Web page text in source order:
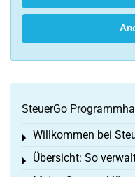
SteuerGo
Willkommen bei
Toggle menu
Übersicht: So
Toggle menu